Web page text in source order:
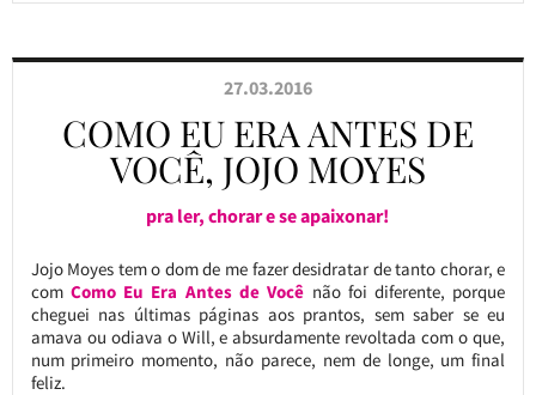
27.03.2016
COMO EU ERA ANTES DE
VOCÊ, JOJO MOYES
pra ler, chorar e se apaixonar!
Jojo Moyes tem o dom de me fazer desidratar de tanto chorar, e
com Como Eu Era Antes de Você não foi diferente, porque
cheguei nas últimas páginas aos prantos, sem saber se eu
amava ou odiava o Will, e absurdamente revoltada com o que,
num primeiro momento, não parece, nem de longe, um final
feliz.